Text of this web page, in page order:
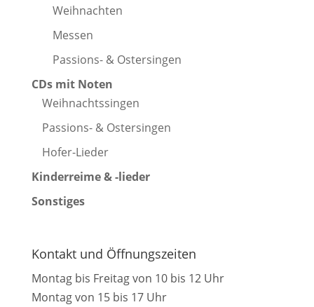
Weihnachten
Messen
Passions- & Ostersingen
CDs mit Noten
Weihnachtssingen
Passions- & Ostersingen
Hofer-Lieder
Kinderreime & -lieder
Sonstiges
Kontakt und Öffnungszeiten
Montag bis Freitag von 10 bis 12 Uhr
Montag von 15 bis 17 Uhr